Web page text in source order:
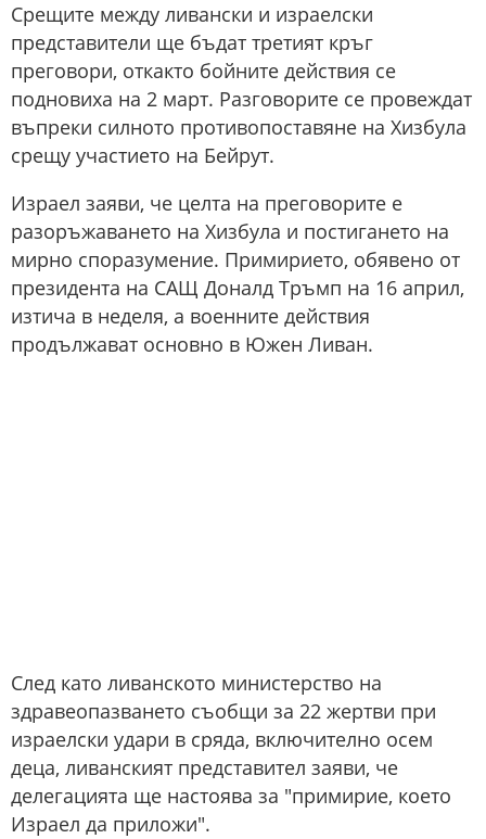
Срещите между ливански и израелски
представители ще бъдат третият кръг
преговори, откакто бойните действия се
подновиха на 2 март. Разговорите се провеждат
въпреки силното противопоставяне на Хизбула
срещу участието на Бейрут.
Израел заяви, че целта на преговорите е
разоръжаването на Хизбула и постигането на
мирно споразумение. Примирието, обявено от
президента на САЩ Доналд Тръмп на 16 април,
изтича в неделя, а военните действия
продължават основно в Южен Ливан.
След като ливанското министерство на
здравеопазването съобщи за 22 жертви при
израелски удари в сряда, включително осем
деца, ливанският представител заяви, че
делегацията ще настоява за "примирие, което
Израел да приложи".